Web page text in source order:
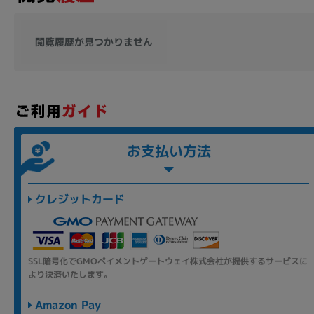
閲覧履歴が見つかりません
お支払い方法
クレジットカード
SSL暗号化でGMOペイメントゲートウェイ株式会社が提供するサービスに
より決済いたします。
Amazon Pay